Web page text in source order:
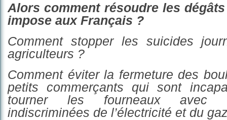
Alors comment résoudre les
impose aux Français ?
Comment stopper les suicides
agriculteurs ?
Comment éviter la fermeture des bou
petits commerçants qui sont
tourner les fourneaux avec
indiscriminées de l’électricité et du